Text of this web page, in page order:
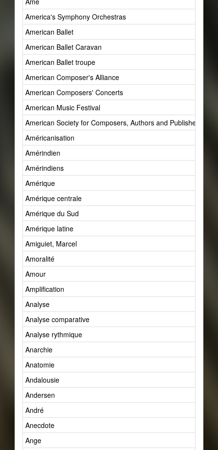
America's Symphony Orchestras
American Ballet
American Ballet Caravan
American Ballet troupe
American Composer's Alliance
American Composers' Concerts
American Music Festival
American Society for Composers, Authors and Publishers
Américanisation
Amérindien
Amérindiens
Amérique
Amérique centrale
Amérique du Sud
Amérique latine
Amiguiet, Marcel
Amoralité
Amour
Amplification
Analyse
Analyse comparative
Analyse rythmique
Anarchie
Anatomie
Andalousie
Andersen
André
Anecdote
Ange